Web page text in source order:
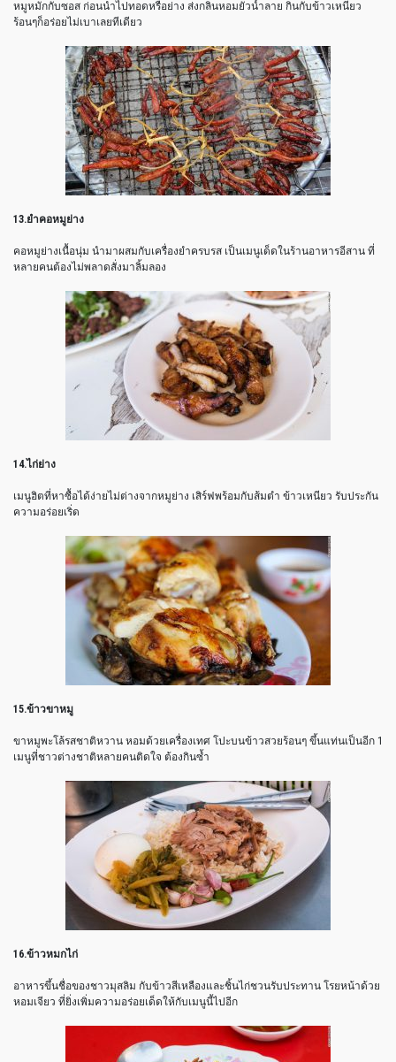
หมูหมักกับซอส ก่อนนำไปทอดหรือย่าง ส่งกลิ่นหอมยั่วน้ำลาย กินกับข้าวเหนียว
ร้อนๆก็อร่อยไม่เบาเลยทีเดียว
13.ยำคอหมูย่าง
คอหมูย่างเนื้อนุ่ม นำมาผสมกับเครื่องยำครบรส เป็นเมนูเด็ดในร้านอาหารอีสาน ที่
หลายคนต้องไม่พลาดสั่งมาลิ้มลอง
14.ไก่ย่าง
เมนูฮิตที่หาซื้อได้ง่ายไม่ต่างจากหมูย่าง เสิร์ฟพร้อมกับส้มตำ ข้าวเหนียว รับประกัน
ความอร่อยเริ่ด
15.ข้าวขาหมู
ขาหมูพะโล้รสชาติหวาน หอมด้วยเครื่องเทศ โปะบนข้าวสวยร้อนๆ ขึ้นแท่นเป็นอีก 1
เมนูที่ชาวต่างชาติหลายคนติดใจ ต้องกินซ้ำ
16.ข้าวหมกไก่
อาหารขึ้นชื่อของชาวมุสลิม กับข้าวสีเหลืองและชิ้นไก่ชวนรับประทาน โรยหน้าด้วย
หอมเจียว ที่ยิ่งเพิ่มความอร่อยเด็ดให้กับเมนูนี้ไปอีก